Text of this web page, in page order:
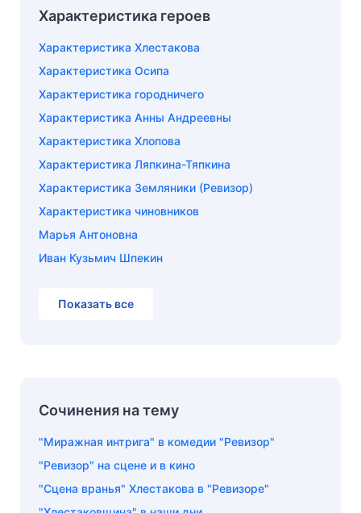
Характеристика героев
Характеристика Хлестакова
Характеристика Осипа
Характеристика городничего
Характеристика Анны Андреевны
Характеристика Хлопова
Характеристика Ляпкина-Тяпкина
Характеристика Земляники (Ревизор)
Характеристика чиновников
Марья Антоновна
Иван Кузьмич Шпекин
Показать все
Сочинения на тему
"Миражная интрига" в комедии "Ревизор"
"Ревизор" на сцене и в кино
"Сцена вранья" Хлестакова в "Ревизоре"